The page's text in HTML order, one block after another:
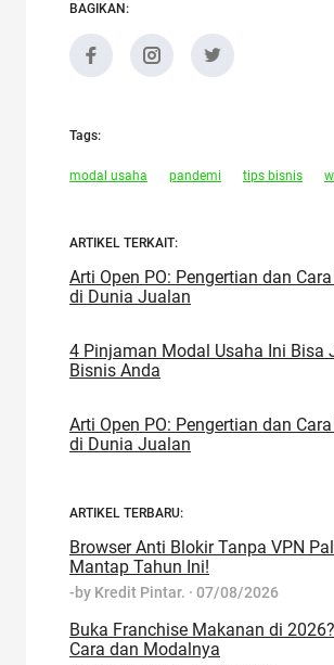
BAGIKAN:
Tags:
modal usaha pandemi tips bisnis
ARTIKEL TERKAIT:
Arti Open PO: Pengertian dan
di Dunia Jualan
4 Pinjaman Modal Usaha Ini Bisa
Bisnis Anda
Arti Open PO: Pengertian dan
di Dunia Jualan
ARTIKEL TERBARU:
Browser Anti Blokir Tanpa VPN
Mantap Tahun Ini!
-by Kredit Pintar. · 07/08/2026
Buka Franchise Makanan di
Cara dan Modalnya